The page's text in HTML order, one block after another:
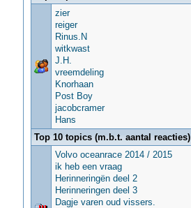
zier
reiger
Rinus.N
witkwast
J.H.
vreemdeling
Knorhaan
Post Boy
jacobcramer
Hans
Top 10 topics (m.b.t. aantal reacties)
Volvo oceanrace 2014 / 2015
ik heb een vraag
Herinneringën deel 2
Herinneringen deel 3
Dagje varen oud vissers.